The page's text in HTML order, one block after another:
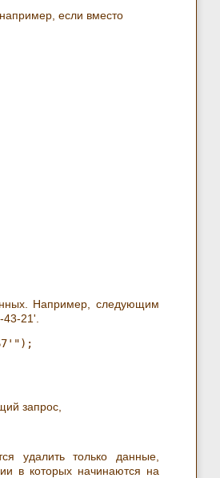
если вместо
Например, следующим
21'.
запрос,
удалить только данные,
в которых начинаются на